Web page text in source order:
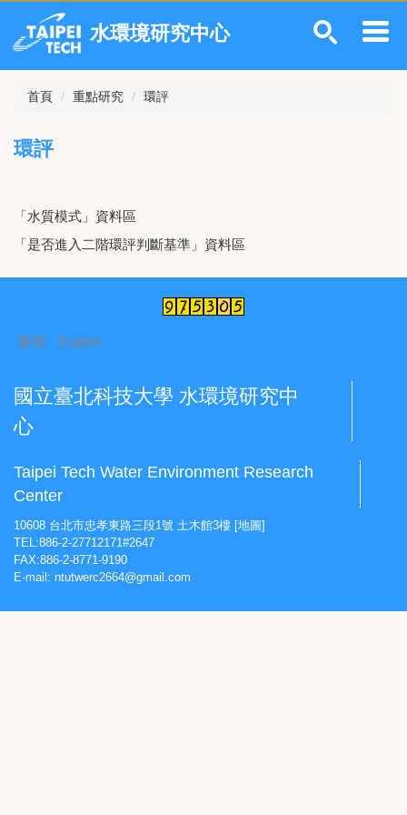
主
要
水環境研究中心
首頁 重點研究 環評
環評
「水質模式」資料區
「是否進入二階環評判斷基準」資料區
繁體 English
國立臺北科技大學 水環境研究中
心
Taipei Tech Water Environment Research
Center
10608 台北市忠孝東路三段1號 土木館3樓 [地圖]
TEL:886-2-27712171#2647
FAX:886-2-8771-9190
E-mail: ntutwerc2664@gmail.com